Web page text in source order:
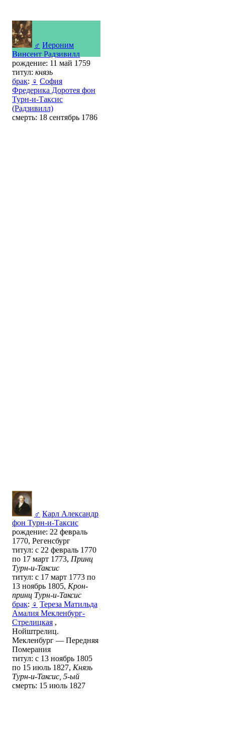
♂ Иероним
Винсент Радзивилл
рождение: 11 май 1759
титул: князь
брак: ♀ София
Фредерика Доротея фон
Турн-и-Таксис
(Радзивилл)
смерть: 18 сентябрь 1786
♂ Карл Александр
фон Турн-и-Таксис
рождение: 22 февраль
1770, Регенсбург
титул: с 22 февраль 1770
по 17 март 1773, Принц
Турн-и-Таксис
титул: с 17 март 1773 по
13 ноябрь 1805, Крон-
принц Турн-и-Таксис
брак: ♀ Тереза Матильда
Амалия Мекленбург-
Стрелицкая ,
Нойштрелиц.
Мекленбург — Передняя
Померания
титул: с 13 ноябрь 1805
по 15 июль 1827, Князь
Турн-и-Таксис, 5-ый
смерть: 15 июль 1827